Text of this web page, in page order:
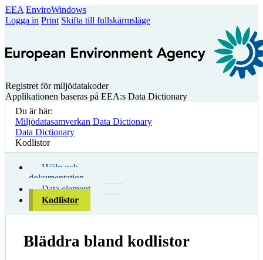
EEA EnviroWindows
Logga in Print Skifta till fullskärmsläge
Registret för miljödatakoder
Applikationen baseras på EEA:s Data Dictionary
Du är här:
Miljödatasamverkan Data Dictionary
Data Dictionary
Kodlistor
Hjälp och
dokumentation
Data element
Kodlistor
Bläddra bland kodlistor